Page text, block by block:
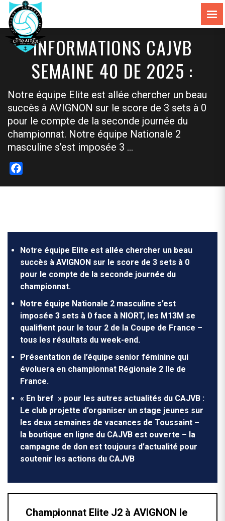
INFORMATIONS CAJVB
SEMAINE 40 DE 2025 :
Notre équipe Elite est allée chercher un beau
succès à AVIGNON sur le score de 3 sets à 0
pour le compte de la seconde journée du
championnat. Notre équipe Nationale 2
masculine s’est imposée 3 …
Notre équipe Elite est allée chercher un beau
succès à AVIGNON sur le score de 3 sets à 0
pour le compte de la seconde journée du
championnat.
Notre équipe Nationale 2 masculine s’est
imposée 3 sets à 0 face à NIORT, les M13M se
qualifient pour le tour 2 de la Coupe de France –
tous les résultats du week-end.
Présentation de l’équipe senior féminine qui
évoluera en championnat Régionale 2 Ile de
France.
« En bref » pour les autres actualités du CAJVB :
Le club projette d’organiser un stage jeunes sur
les deux semaines de vacances de Toussaint –
la boutique en ligne du CAJVB est ouverte – la
campagne de don est toujours d’actualité pour
soutenir les actions du CAJVB
Championnat Elite J2 à AVIGNON le